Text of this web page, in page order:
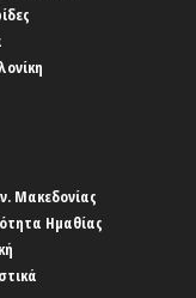
Μακεδονίας
Ημαθίας